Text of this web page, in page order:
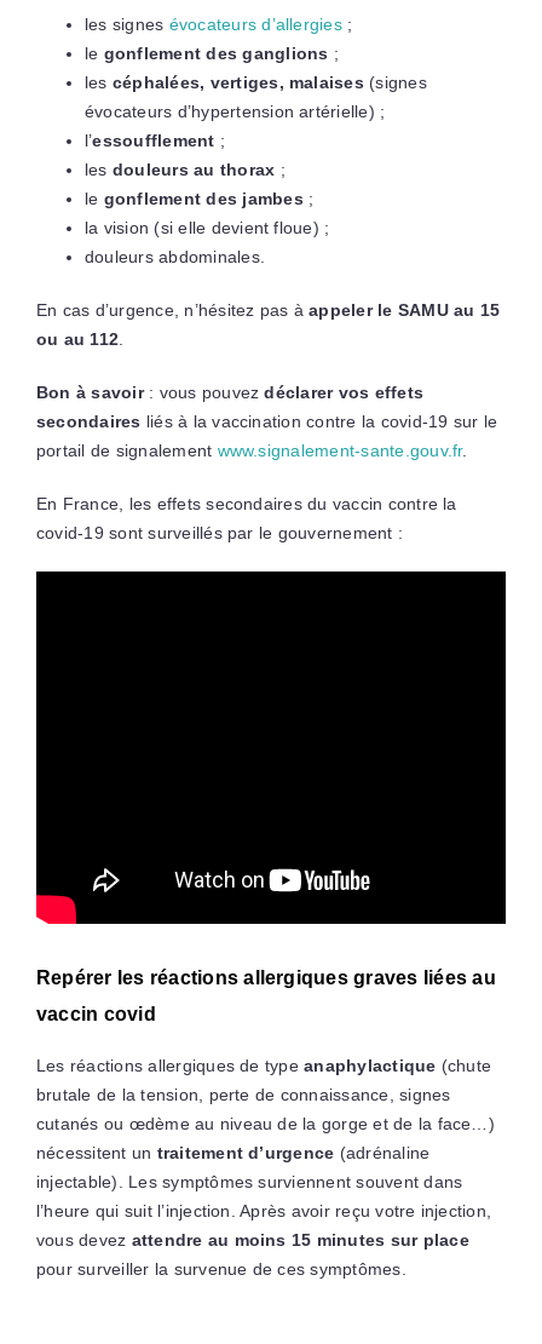
les signes évocateurs d’allergies;
le gonflement des ganglions ;
les céphalées, vertiges, malaises (signes
évocateurs d’hypertension artérielle) ;
l’essoufflement ;
les douleurs au thorax ;
le gonflement des jambes ;
la vision (si elle devient floue) ;
douleurs abdominales.
En cas d’urgence, n’hésitez pas à appeler le SAMU au 15
ou au 112
Bon à savoir: vous pouvezdéclarer vos effets
secondaires liés à la vaccination contre la covid-19 sur le
portail de signalement www.signalement-sante.gouv.fr.
En France, les effets secondaires du vaccin contre la
covid-19 sont surveillés par le gouvernement :
Repérer les réactions allergiques graves liées au
vaccin covid
Les réactions allergiques de typeanaphylactique (chute
brutale de la tension, perte de connaissance, signes
cutanés ou œdème au niveau de la gorge et de la face…)
nécessitent un traitement d’urgence (adrénaline
injectable). Les symptômes surviennent souvent dans
l’heure qui suit l’injection. Après avoir reçu votre injection,
vous devez attendre au moins 15 minutes sur place
pour surveiller la survenue de ces symptômes.